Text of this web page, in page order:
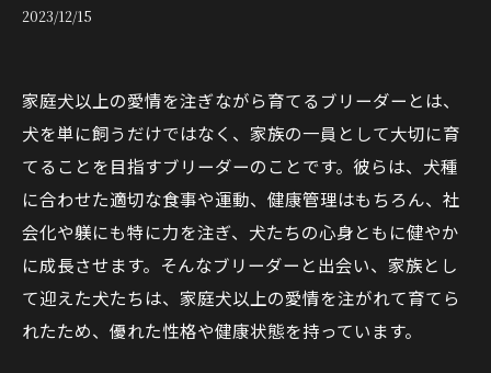
2023/12/15
家庭犬以上の愛情を注ぎながら育てるブリーダーとは、
犬を単に飼うだけではなく、家族の一員として大切に育
てることを目指すブリーダーのことです。彼らは、犬種
に合わせた適切な食事や運動、健康管理はもちろん、社
会化や躾にも特に力を注ぎ、犬たちの心身ともに健やか
に成長させます。そんなブリーダーと出会い、家族とし
て迎えた犬たちは、家庭犬以上の愛情を注がれて育てら
れたため、優れた性格や健康状態を持っています。